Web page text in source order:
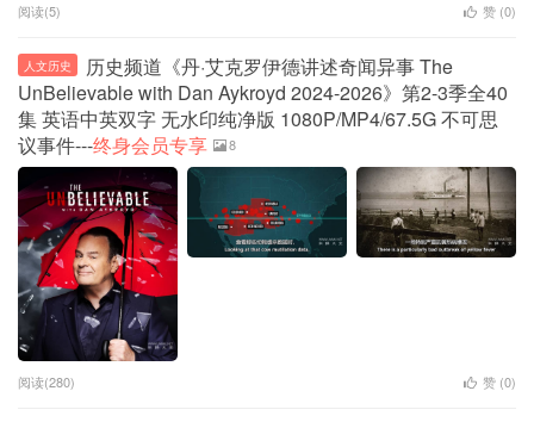
阅读(5) 赞 (0)
人文历史
历史频道《丹·艾克罗伊德讲述奇闻异事 The
UnBelievable with Dan Aykroyd 2024-2026》第2-3季全40
集 英语中英双字 无水印纯净版 1080P/MP4/67.5G 不可思
议事件---终身会员专享 8
阅读(280) 赞 (0)